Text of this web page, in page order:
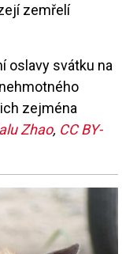
zemřelí
oslavy svátku na
zejména
Zhao, CC BY-